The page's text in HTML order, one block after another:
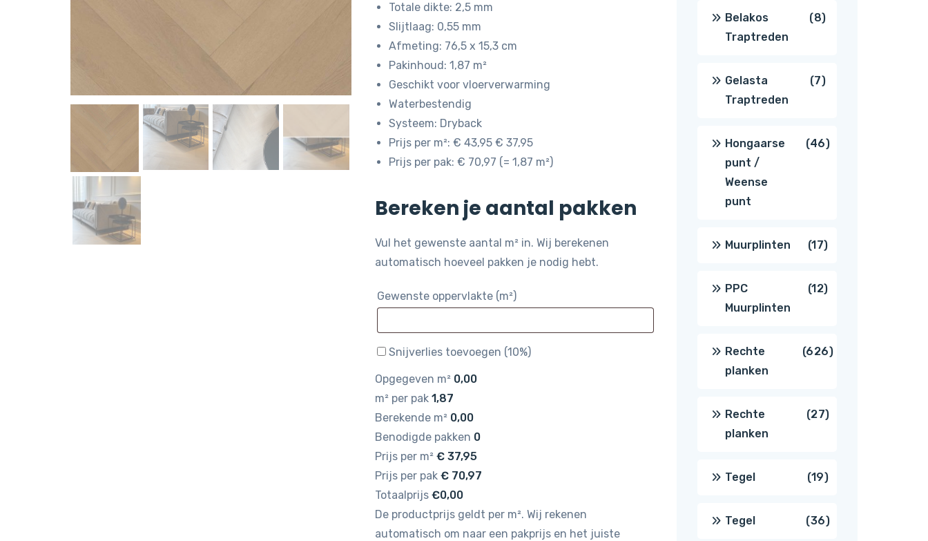
was:
€ 43,95.€ 37,95.
Totale dikte: 2,5 mm
Slijtlaag: 0,55 mm
Afmeting: 76,5 x 15,3 cm
Pakinhoud: 1,87 m²
Geschikt voor vloerverwarming
Waterbestendig
Systeem: Dryback
Prijs per m²: € 43,95 € 37,95
Prijs per pak: € 70,97 (= 1,87 m²)
Bereken je aantal pakken
Vul het gewenste aantal m² in. Wij berekenen
automatisch hoeveel pakken je nodig hebt.
Gewenste oppervlakte (m²)
Snijverlies toevoegen (10%)
Opgegeven m² 0,00
m² per pak 1,87
Berekende m² 0,00
Benodigde pakken 0
Prijs per m² €37,95
Prijs per pak €70,97
Totaalprijs €0,00
De productprijs geldt per m². Wij rekenen
automatisch om naar een pakprijs en het juiste
Belakos
Traptreden
88
Gelasta
Traptreden
77
Hongaarse
punt /
Weense
punt
4646
Muurplinten 1717
producten
PPC
Muurplinten
1212
Rechte
planken
626626
Rechte
planken
2727
Tegel 1919
producten
Tegel 3636